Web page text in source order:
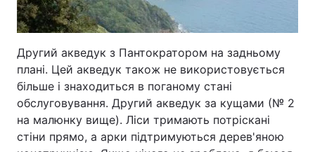
Другий акведук з Пантократором на задньому
плані. Цей акведук також не використовується
більше і знаходиться в поганому стані
обслуговування. Другий акведук за кущами (№ 2
на малюнку вище). Ліси тримають потріскані
стіни прямо, а арки підтримуються дерев'яною